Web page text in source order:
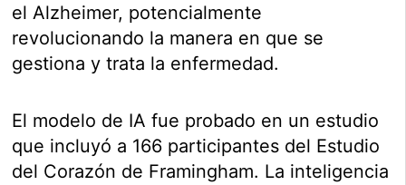
el Alzheimer, potencialmente
revolucionando la manera en que se
gestiona y trata la enfermedad.
El modelo de IA fue probado en un estudio
que incluyó a 166 participantes del Estudio
del Corazón de Framingham. La inteligencia